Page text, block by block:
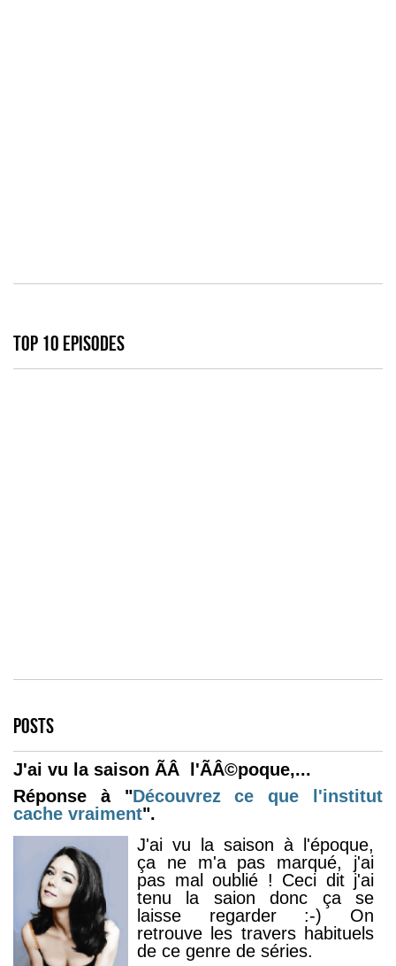
TOP 10 EPISODES
POSTS
J'ai vu la saison ÃÂ l'ÃÂ©poque,...
Réponse à "Découvrez ce que l'institut
cache vraiment".
J'ai vu la saison à l'époque,
ça ne m'a pas marqué, j'ai
pas mal oublié ! Ceci dit j'ai
tenu la saion donc ça se
laisse regarder :-) On
retrouve les travers habituels
de ce genre de séries.